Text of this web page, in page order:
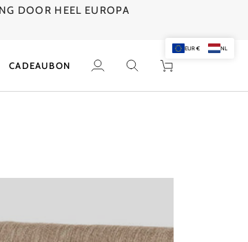
DOOR HEEL EUROPA
CADEAUBON
Mijn
Zoek Winkelwagen
EUR € NL